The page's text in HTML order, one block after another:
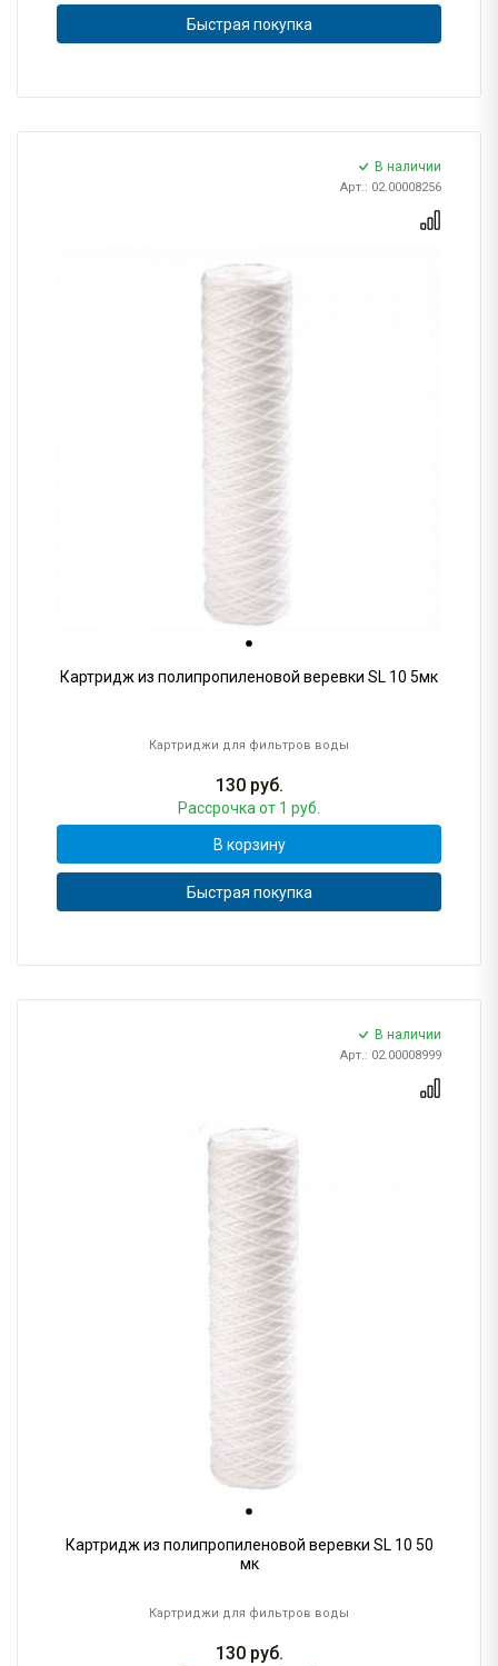
Быстрая покупка
В наличии
Арт.: 02.00008256
Картридж из полипропиленовой веревки SL 10 5мк
Картриджи для фильтров воды
130руб.
Рассрочка от 1 руб.
В корзину
Быстрая покупка
В наличии
Арт.: 02.00008999
Картридж из полипропиленовой веревки SL 10 50
мк
Картриджи для фильтров воды
130руб.